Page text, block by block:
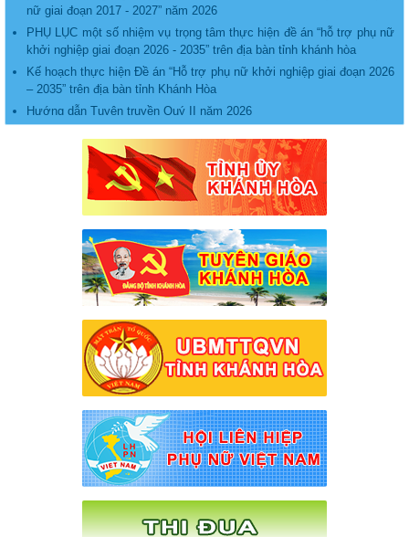
PHỤ LỤC một số nhiệm vụ trọng tâm thực hiện đề án “hỗ trợ phụ nữ
khởi nghiệp giai đoạn 2026 - 2035” trên địa bàn tỉnh khánh hòa
Kế hoạch thực hiện Đề án “Hỗ trợ phụ nữ khởi nghiệp giai đoạn 2026
– 2035” trên địa bàn tỉnh Khánh Hòa
Hướng dẫn Tuyên truyền Quý II năm 2026
Hướng dẫn Tuyên truyền Quý II năm 2026
lịch tiếp Công dân của Hội Liên hiệp Phụ nữ tỉnh Khánh Hòa
Nghị quyết về việc sắp xếp các đơn vị hành chính cấp xã của tỉnh
Khánh Hòa năm 2025
Thông báo lịch tiếp công dân tháng 6.2025